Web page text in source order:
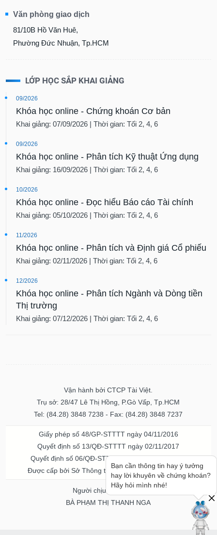
Văn phòng giao dịch
81/10B Hồ Văn Huê,
Phường Đức Nhuận, Tp.HCM
LỚP HỌC SẮP KHAI GIẢNG
09/2026
Khóa học online - Chứng khoán Cơ bản
Khai giảng: 07/09/2026 | Thời gian: Tối 2, 4, 6
09/2026
Khóa học online - Phân tích Kỹ thuật Ứng dụng
Khai giảng: 16/09/2026 | Thời gian: Tối 2, 4, 6
10/2026
Khóa học online - Đọc hiểu Báo cáo Tài chính
Khai giảng: 05/10/2026 | Thời gian: Tối 2, 4, 6
11/2026
Khóa học online - Phân tích và Định giá Cổ phiếu
Khai giảng: 02/11/2026 | Thời gian: Tối 2, 4, 6
12/2026
Khóa học online - Phân tích Ngành và Dòng tiền
Thị trường
Khai giảng: 07/12/2026 | Thời gian: Tối 2, 4, 6
Vận hành bởi CTCP Tài Việt.
Trụ sở: 28/47 Lê Thị Hồng, P.Gò Vấp, Tp.HCM
Tel: (84.28) 3848 7238 - Fax: (84.28) 3848 7237
Giấy phép số 48/GP-STTTT ngày 04/11/2016
Quyết định số 13/QĐ-STTTT ngày 02/11/2017
Quyết định số 06/QĐ-STTTT-ICP ngày 20/07/2023
Được cấp bởi Sở Thông tin và Truyền thông TPHCM
Người chịu trách nhiệm
BÀ PHẠM THỊ THANH NGA
Bạn cần thông tin hay ý tưởng
hay lời khuyên về chứng khoán?
Hãy hỏi mình nhé!